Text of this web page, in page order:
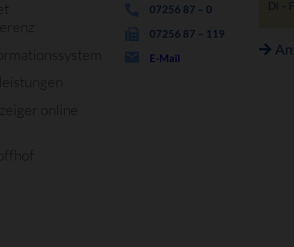
online
07256 87 – 0
07256 87 – 119
E-Mail
Di –